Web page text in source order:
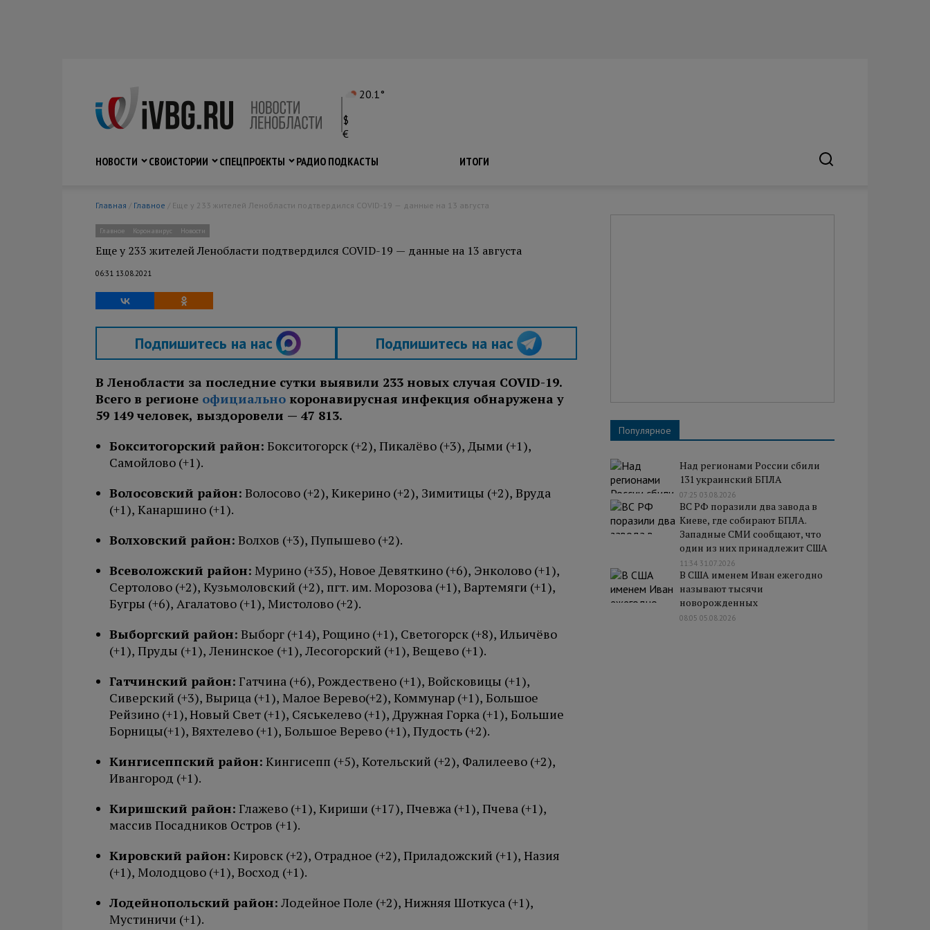
20.1°
$
€
НОВОСТИ
СВОИСТОРИИ СПЕЦПРОЕКТЫ РАДИО ПОДКАСТЫ ИТОГИ
Главная / Главное / Еще у 233 жителей Ленобласти подтвердился COVID-19 — данные на 13 августа
Главное Коронавирус Новости
Еще у 233 жителей Ленобласти подтвердился COVID-19 — данные на 13 августа
06:31 13.08.2021
Подпишитесь на нас Подпишитесь на нас
В Ленобласти за последние сутки выявили 233 новых случая COVID-19.
Всего в регионе официально коронавирусная инфекция обнаружена у
59 149 человек, выздоровели — 47 813.
Бокситогорский район: Бокситогорск (+2), Пикалёво (+3), Дыми (+1),
Самойлово (+1).
Волосовский район: Волосово (+2), Кикерино (+2), Зимитицы (+2), Вруда
(+1), Канаршино (+1).
Волховский район: Волхов (+3), Пупышево (+2).
Всеволожский район: Мурино (+35), Новое Девяткино (+6), Энколово (+1),
Сертолово (+2), Кузьмоловский (+2), пгт. им. Морозова (+1), Вартемяги (+1),
Бугры (+6), Агалатово (+1), Мистолово (+2).
Выборгский район: Выборг (+14), Рощино (+1), Светогорск (+8), Ильичёво
(+1), Пруды (+1), Ленинское (+1), Лесогорский (+1), Вещево (+1).
Гатчинский район: Гатчина (+6), Рождествено (+1), Войсковицы (+1),
Сиверский (+3), Вырица (+1), Малое Верево(+2), Коммунар (+1), Большое
Рейзино (+1), Новый Свет (+1), Сяськелево (+1), Дружная Горка (+1), Большие
Борницы(+1), Вяхтелево (+1), Большое Верево (+1), Пудость (+2).
Кингисеппский район: Кингисепп (+5), Котельский (+2), Фалилеево (+2),
Ивангород (+1).
Киришский район: Глажево (+1), Кириши (+17), Пчевжа (+1), Пчева (+1),
массив Посадников Остров (+1).
Кировский район: Кировск (+2), Отрадное (+2), Приладожский (+1), Назия
(+1), Молодцово (+1), Восход (+1).
Лодейнопольский район: Лодейное Поле (+2), Нижняя Шоткуса (+1),
Мустиничи (+1).
Популярное
Над регионами России сбили
131 украинский БПЛА
07:25 03.08.2026
ВС РФ поразили два завода в
Киеве, где собирают БПЛА.
Западные СМИ сообщают, что
один из них принадлежит США
11:34 31.07.2026
В США именем Иван ежегодно
называют тысячи
новорожденных
08:05 05.08.2026